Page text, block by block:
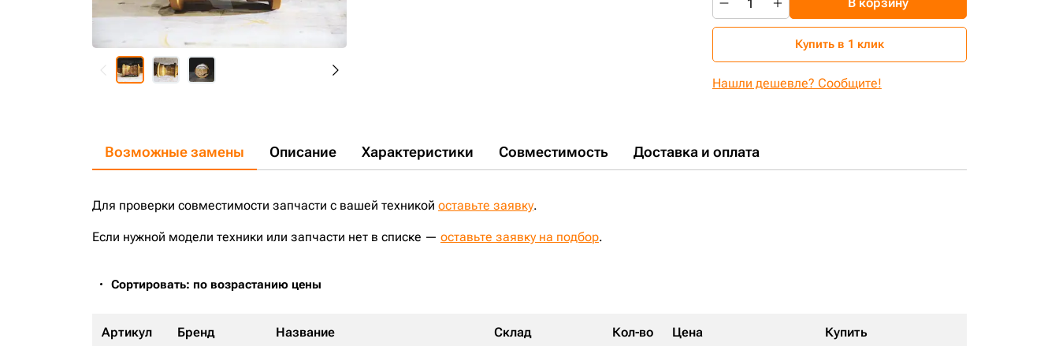
Купить в 1 клик
Нашли дешевле? Сообщите!
Возможные замены Описание Характеристики Совместимость Доставка и оплата
Для проверки совместимости запчасти с вашей техникой оставьте заявку.
Если нужной модели техники или запчасти нет в списке — оставьте заявку на подбор.
Сортировать: по возрастанию цены
Артикул Бренд Название Склад Кол-во Цена Купить